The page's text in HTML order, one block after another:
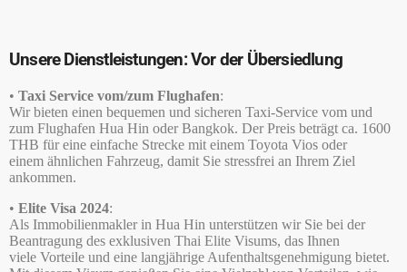
Unsere Dienstleistungen: Vor der Übersiedlung
• Taxi Service vom/zum Flughafen:
Wir bieten einen bequemen und sicheren Taxi-Service vom und
zum Flughafen Hua Hin oder Bangkok. Der Preis beträgt ca. 1600
THB für eine einfache Strecke mit einem Toyota Vios oder
einem ähnlichen Fahrzeug, damit Sie stressfrei an Ihrem Ziel
ankommen.
• Elite Visa 2024:
Als Immobilienmakler in Hua Hin unterstützen wir Sie bei der
Beantragung des exklusiven Thai Elite Visums, das Ihnen
viele Vorteile und eine langjährige Aufenthaltsgenehmigung bietet.